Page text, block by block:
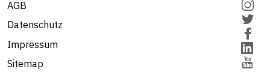
AGB
Datenschutz
Impressum
Sitemap